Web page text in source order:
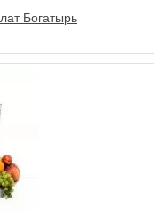
Богатырь